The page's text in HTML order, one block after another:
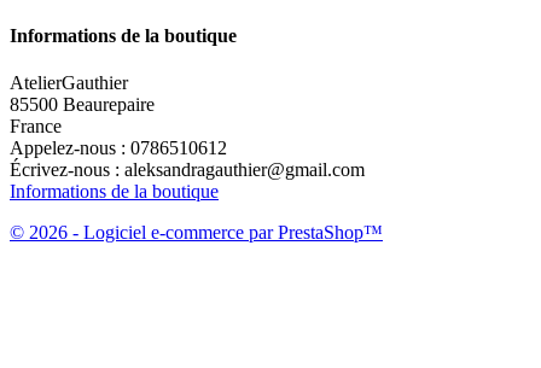
Informations de la boutique
AtelierGauthier
85500 Beaurepaire
France
Appelez-nous : 0786510612
Écrivez-nous : aleksandragauthier@gmail.com
Informations de la boutique
© 2026 - Logiciel e-commerce par PrestaShop™